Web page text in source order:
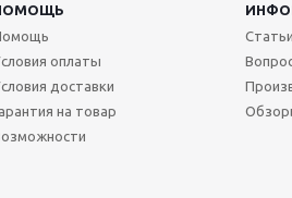
оплаты
доставки
на товар
Статьи